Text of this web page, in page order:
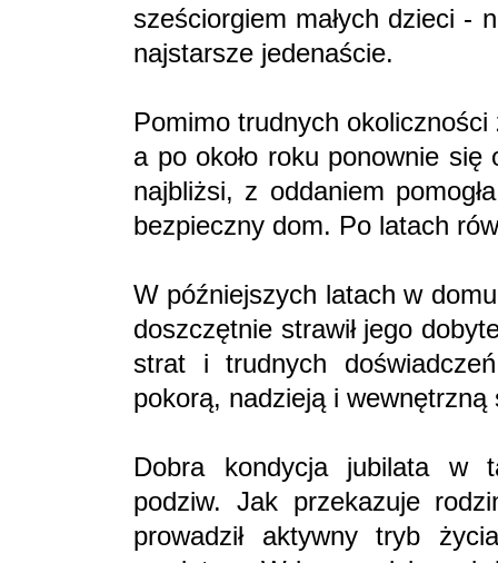
sześciorgiem małych dzieci -
najstarsze jedenaście.
Pomimo trudnych okoliczności
a po około roku ponownie się
najbliżsi, z oddaniem
bezpieczny dom. Po latach
W późniejszych latach w
doszczętnie strawił jego
strat i trudnych
pokorą, nadzieją i wewnętrzną
Dobra kondycja jubilata w
podziw. Jak przekazuje
prowadził aktywny tryb